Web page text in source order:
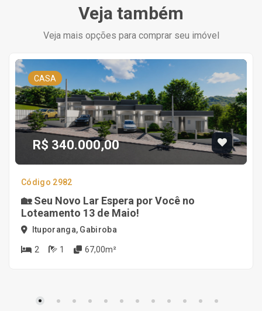
Veja também
Veja mais opções para comprar seu imóvel
CASA
R$ 340.000,00
Código 2982
🏡 Seu Novo Lar Espera por Você no
Loteamento 13 de Maio!
Ituporanga, Gabiroba
2 1 67,00m²